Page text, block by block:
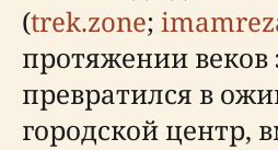
(trek.zone;
протяжении
превратился в
городской